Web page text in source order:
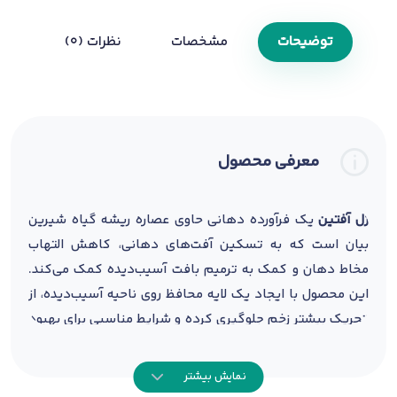
توضیحات مشخصات نظرات (0)
معرفی محصول
ژل آفتینیک فرآورده دهانی حاوی عصاره ریشه گیاه شیرین
بیان است که به تسکین آفت‌های دهانی، کاهش التهاب
مخاط دهان و کمک به ترمیم بافت آسیب‌دیده کمک می‌کند.
این محصول با ایجاد یک لایه محافظ روی ناحیه آسیب‌دیده، از
تحریک بیشتر زخم جلوگیری کرده و شرایط مناسبی برای بهبود
دهان، زخم‌های سطحی مخاط یا تحریکات ناشی از ارتودنسی و
نمایش بیشتر